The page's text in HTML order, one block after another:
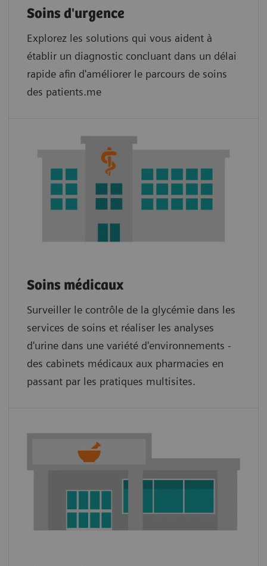
Soins d'urgence
Explorez les solutions qui vous aident à
établir un diagnostic concluant dans un délai
rapide afin d'améliorer le parcours de soins
des patients.me
Soins médicaux
Surveiller le contrôle de la glycémie dans les
services de soins et réaliser les analyses
d'urine dans une variété d'environnements -
des cabinets médicaux aux pharmacies en
passant par les pratiques multisites.